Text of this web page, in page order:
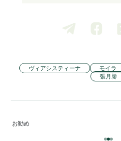
ヴィアシスティーナ モイラ
張月勝
お勧め